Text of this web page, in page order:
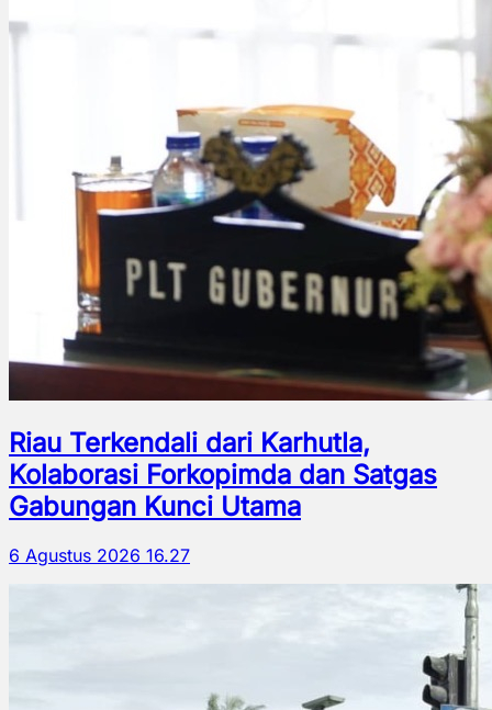
Riau Terkendali dari Karhutla,
Kolaborasi Forkopimda dan Satgas
Gabungan Kunci Utama
6 Agustus 2026 16.27